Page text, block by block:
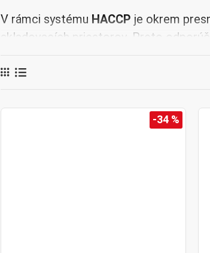
V rámci systému HACCP je okrem
skladovacích priestorov. Preto
preukázateľné meranie pri kontrolách a
V tejto kategórii nájdete váhy vhodné
-34 %